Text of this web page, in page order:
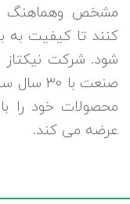
مشخص وهماهنگ
کنند تا کیفیت به
شود. شرکت نیکتاز
صنعت با
محصولات خود را با
عرضه می کند.